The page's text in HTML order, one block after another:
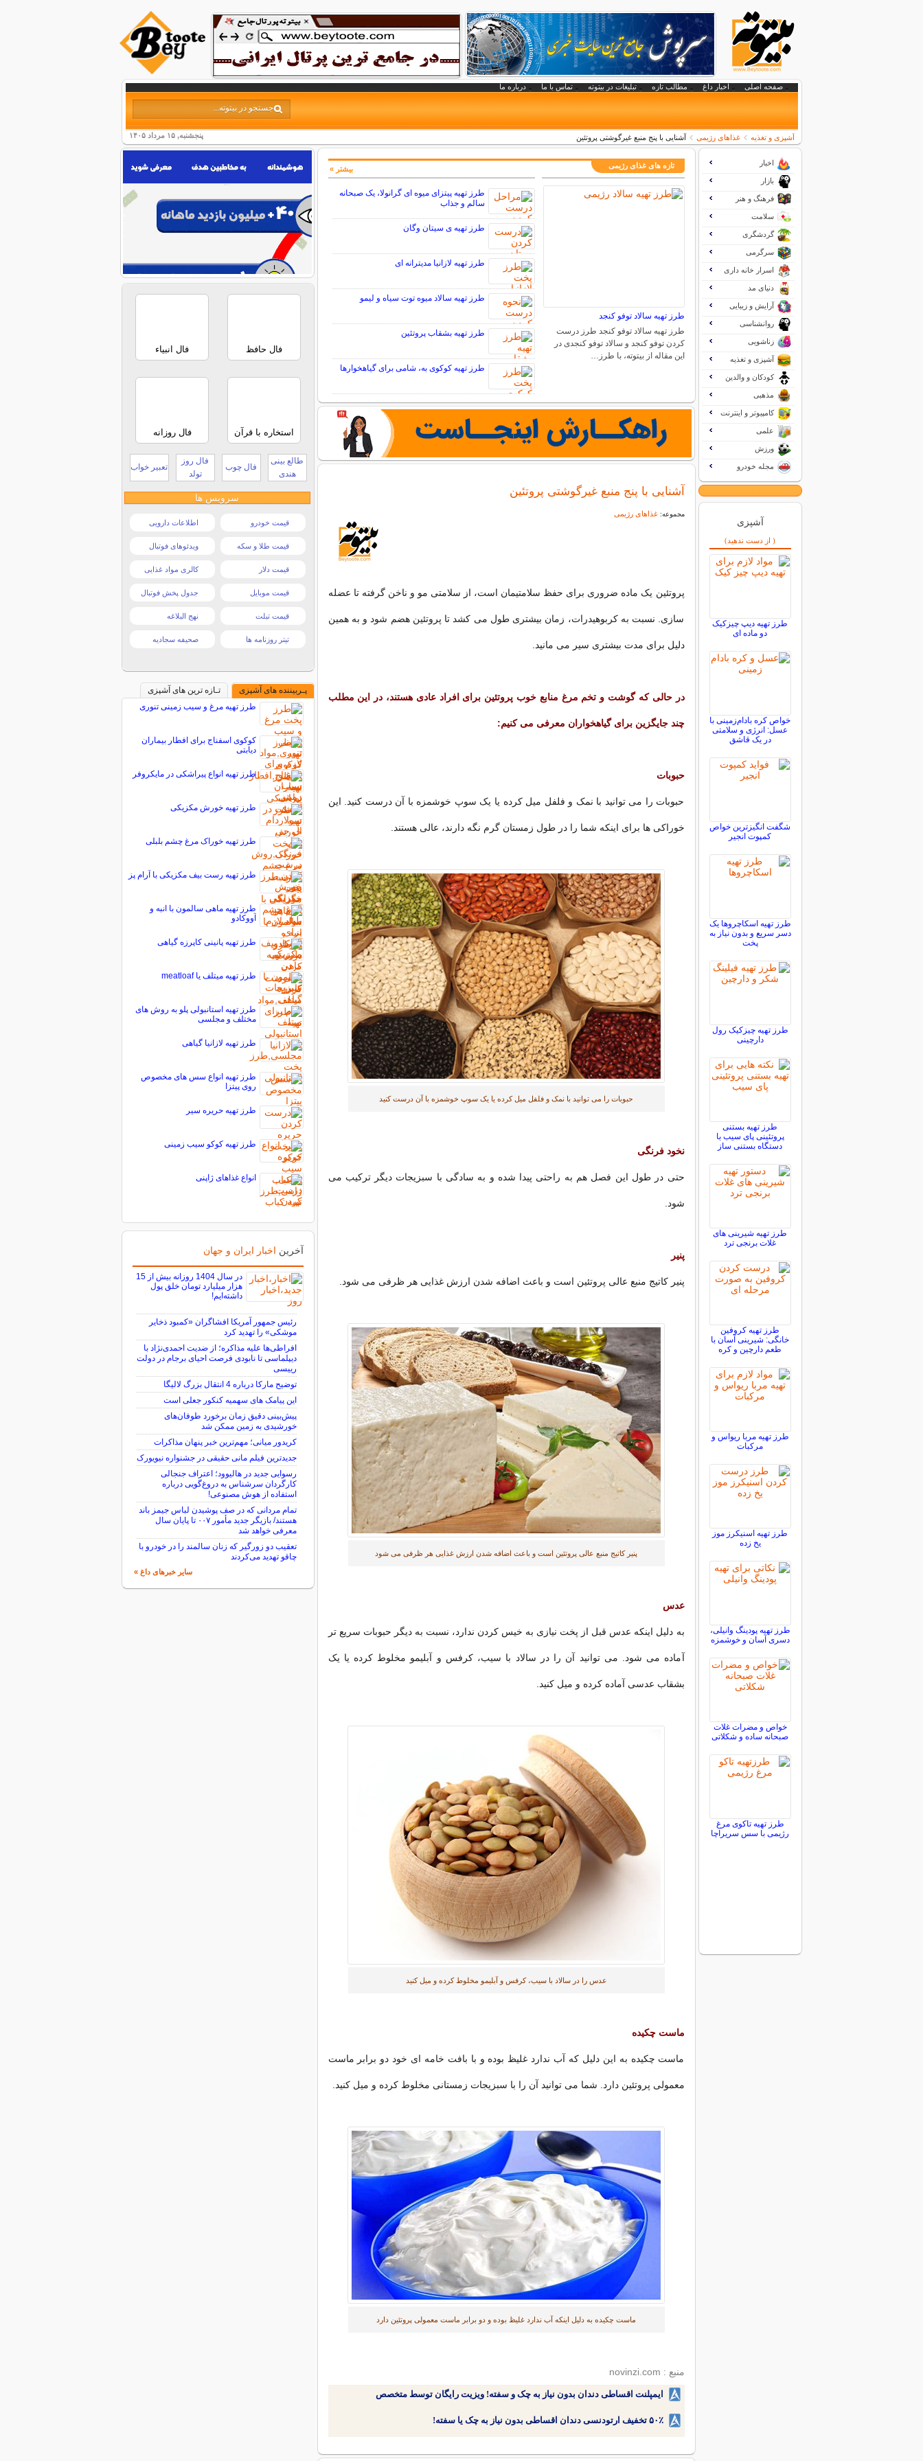
صفحه اصلی اخبار داغ مطالب تازه تبلیغات در بیتوته تماس با ما درباره ما
پنجشنبه, ۱۵ مرداد ۱۴۰۵ آشپزی و تغذیه غذاهای رژیمی آشنایی با پنج منبع غیرگوشتی پروتئین
تازه های غذای رژیمی
طرز تهیه سالاد توفو کنجد
طرز تهیه سالاد توفو کنجد طرز درست
کردن توفو کنجد و سالاد توفو کنجدی در
این مقاله از بیتوته، با طرز…
طرز تهیه پیتزای میوه ای گرانولا، یک صبحانه
سالم و جذاب
طرز تهیه ی سیتان وگان
طرز تهیه لازانیا مدیترانه ای
طرز تهیه سالاد میوه توت سیاه و لیمو
طرز تهیه بشقاب پروتئین
طرز تهیه کوکوی به، شامی برای گیاهخوارها
بیشتر »
آشنایی با پنج منبع غیرگوشتی پروتئین
مجموعه:غذاهای رژیمی
پروتئین یک ماده ضروری برای حفظ سلامتیمان است، از سلامتی مو و ناخن گرفته تا عضله
سازی. نسبت به کربوهیدرات، زمان بیشتری طول می کشد تا پروتئین هضم شود و به همین
دلیل برای مدت بیشتری سیر می مانید.
در حالی که گوشت و تخم مرغ منابع خوب پروتئین برای افراد عادی هستند، در این مطلب
چند جایگزین برای گیاهخواران معرفی می کنیم:
حبوبات
حبوبات را می توانید با نمک و فلفل میل کرده یا یک سوپ خوشمزه با آن درست کنید. این
خوراکی ها برای اینکه شما را در طول زمستان گرم نگه دارند، عالی هستند.
حبوبات را می توانید با نمک و فلفل میل کرده یا یک سوپ خوشمزه با آن درست کنید
نخود فرنگی
حتی در طول این فصل هم به راحتی پیدا شده و به سادگی با سبزیجات دیگر ترکیب می
شود.
پنیر
پنیر کاتیج منبع عالی پروتئین است و باعث اضافه شدن ارزش غذایی هر ظرفی می شود.
پنیر کاتیج منبع عالی پروتئین است و باعث اضافه شدن ارزش غذایی هر ظرفی می شود
عدس
به دلیل اینکه عدس قبل از پخت نیازی به خیس کردن ندارد، نسبت به دیگر حبوبات سریع تر
آماده می شود. می توانید آن را در سالاد با سیب، کرفس و آبلیمو مخلوط کرده یا یک
بشقاب عدسی آماده کرده و میل کنید.
عدس را در سالاد با سیب، کرفس و آبلیمو مخلوط کرده و میل کنید
ماست چکیده
ماست چکیده به این دلیل که آب ندارد غلیظ بوده و با بافت خامه ای خود دو برابر ماست
معمولی پروتئین دارد. شما می توانید آن را با سبزیجات زمستانی مخلوط کرده و میل کنید.
ماست چکیده به دلیل اینکه آب ندارد غلیظ بوده و دو برابر ماست معمولی پروتئین دارد
منبع : novinzi.com
ایمپلنت اقساطی دندان بدون نیاز به چک و سفته! ویزیت رایگان توسط متخصص
۵۰٪ تخفیف ارتودنسی دندان اقساطی بدون نیاز به چک یا سفته!
اخبار
بازار
فرهنگ و هنر
سلامت
گردشگری
سرگرمی
اسرار خانه داری
دنیای مد
آرایش و زیبایی
روانشناسی
زناشویی
آشپزی و تغذیه
کودکان و والدین
مذهبی
کامپیوتر و اینترنت
علمی
ورزش
مجله خودرو
آشپزی
( از دست ندهید)
طرز تهیه دیپ چیزکیک
دو ماده ای
خواص کره بادام‌زمینی با
عسل: انرژی و سلامتی
در یک قاشق
شگفت انگیزترین خواص
کمپوت انجیر
طرز تهیه اسکاچروها یک
دسر سریع و بدون نیاز به
پخت
طرز تهیه چیزکیک رول
دارچینی
طرز تهیه بستنی
پروتئینی پای سیب با
دستگاه بستنی ساز
طرز تهیه شیرینی های
غلات برنجی ترد
طرز تهیه کروفین
خانگی: شیرینی آسان با
طعم دارچین و کره
طرز تهیه مربا ریواس و
مرکبات
طرز تهیه اسنیکرز موز
یخ زده
طرز تهیه پودینگ وانیلی،
دسری آسان و خوشمزه
خواص و مضرات غلات
صبحانه ساده و شکلاتی
طرز تهیه تاکوی مرغ
رژیمی با سس سریراچا
فال حافظ فال انبیاء
استخاره با قرآن فال روزانه
طالع بینی
هندی
فال چوب
فال روز
تولد
تعبیر خواب
سرویس ها
قیمت خودرو اطلاعات دارویی
قیمت طلا و سکه ویدئوهای فوتبال
قیمت دلار کالری مواد غذایی
قیمت موبایل جدول پخش فوتبال
قیمت تبلت نهج البلاغه
تیتر روزنامه ها صحیفه سجادیه
پـربیننده های آشپزی
تـازه ترین های آشپزی
طرز تهیه مرغ و سیب زمینی تنوری
کوکوی اسفناج برای افطار بیماران
دیابتی
طرز تهیه انواع پیراشکی در مایکروفر
طرز تهیه خورش مکزیکی
طرز تهیه خوراک مرغ چشم بلبلی
طرز تهیه رست بیف مکزیکی با آرام پز
طرز تهیه ماهی سالمون با انبه و
آووکادو
طرز تهیه پانینی کاپرزه گیاهی
طرز تهیه میتلف یا meatloaf
طرز تهیه استانبولی پلو به روش های
مختلف و مجلسی
طرز تهیه لازانیا گیاهی
طرز تهیه انواع سس های مخصوص
روی پیتزا
طرز تهیه حریره سیر
طرز تهیه کوکو سیب زمینی
انواع غذاهای ژاپنی
آخرین اخبار ایران و جهان
در سال 1404 روزانه بیش از 15
هزار میلیارد تومان خلق پول
داشته‌ایم!
رئیس جمهور آمریکا افشاگران «کمبود ذخایر
موشکی» را تهدید کرد
افراطی‌ها علیه مذاکره؛ از ضدیت احمدی‌نژاد با
دیپلماسی تا نابودی فرصت احیای برجام در دولت
رییسی
توضیح مارکا درباره 4 انتقال بزرگ لالیگا
این پیامک های سهمیه کنکور جعلی است
پیش‌بینی دقیق زمان برخورد طوفان‌های
خورشیدی به زمین ممکن شد
کریدور میانی؛ مهم‌ترین خبر پنهان مذاکرات
جدیدترین فیلم مانی حقیقی در جشنواره نیویورک
رسوایی جدید در هالیوود؛ اعتراف جنجالی
کارگردان سرشناس به دروغ‌گویی درباره
استفاده از هوش مصنوعی!
تمام مردانی که در صف پوشیدن لباس جیمز باند
هستند/ بازیگر جدید مأمور ۰۰۷ تا پایان سال
معرفی خواهد شد
تعقیب دو زورگیر که زنان سالمند را در خودرو با
چاقو تهدید می‌کردند
سایر خبرهای داغ »